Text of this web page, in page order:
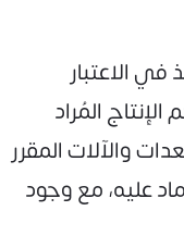
في الاعتبار
المُراد
والآلات المقرر
عليه، مع وجود